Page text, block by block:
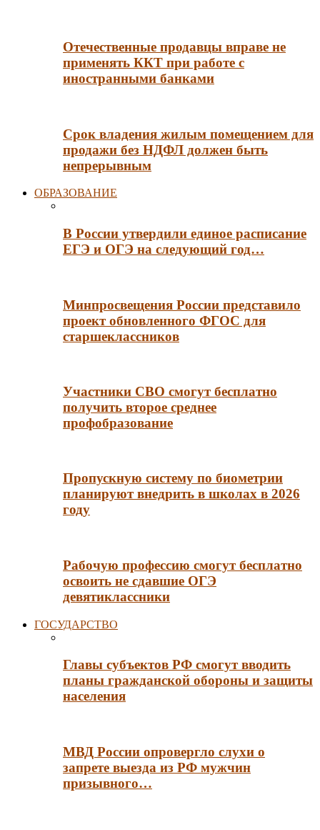
Отечественные продавцы вправе не
применять ККТ при работе с
иностранными банками
Срок владения жилым помещением для
продажи без НДФЛ должен быть
непрерывным
ОБРАЗОВАНИЕ
В России утвердили единое расписание
ЕГЭ и ОГЭ на следующий год…
Минпросвещения России представило
проект обновленного ФГОС для
старшеклассников
Участники СВО смогут бесплатно
получить второе среднее
профобразование
Пропускную систему по биометрии
планируют внедрить в школах в 2026
году
Рабочую профессию смогут бесплатно
освоить не сдавшие ОГЭ
девятиклассники
ГОСУДАРСТВО
Главы субъектов РФ смогут вводить
планы гражданской обороны и защиты
населения
МВД России опровергло слухи о
запрете выезда из РФ мужчин
призывного…